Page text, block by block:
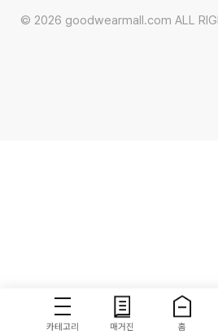
카테고리 매거진 홈
© 2026 goodwearmall.com ALL